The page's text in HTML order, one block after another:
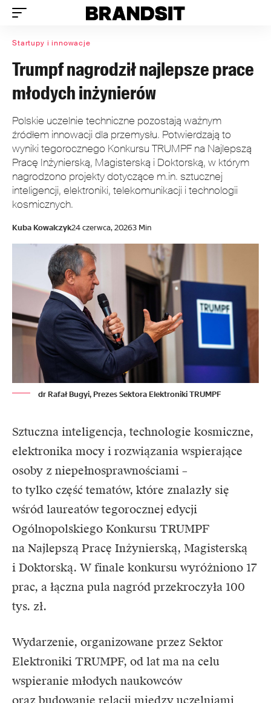
Startupy i innowacje
Trumpf nagrodził najlepsze prace
młodych inżynierów
Polskie uczelnie techniczne pozostają ważnym
źródłem innowacji dla przemysłu. Potwierdzają to
wyniki tegorocznego Konkursu TRUMPF na Najlepszą
Pracę Inżynierską, Magisterską i Doktorską, w którym
nagrodzono projekty dotyczące m.in. sztucznej
inteligencji, elektroniki, telekomunikacji i technologii
kosmicznych.
Kuba Kowalczyk24 czerwca, 20263 Min
dr Rafał Bugyi, Prezes Sektora Elektroniki TRUMPF
Sztuczna inteligencja, technologie kosmiczne,
elektronika mocy i rozwiązania wspierające
osoby z niepełnosprawnościami –
to tylko część tematów, które znalazły się
wśród laureatów tegorocznej edycji
Ogólnopolskiego Konkursu TRUMPF
na Najlepszą Pracę Inżynierską, Magisterską
i Doktorską. W finale konkursu wyróżniono 17
prac, a łączna pula nagród przekroczyła 100
tys. zł.
Wydarzenie, organizowane przez Sektor
Elektroniki TRUMPF, od lat ma na celu
wspieranie młodych naukowców
oraz budowanie relacji między uczelniami